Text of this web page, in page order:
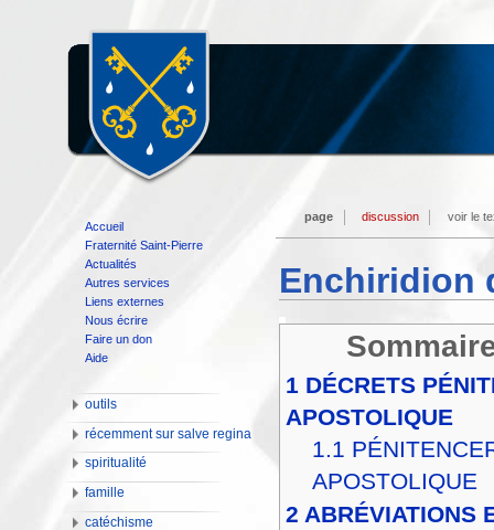
Enchiridion
1 DÉCRETS
APOSTOLIQUE
1.1
APOSTOLIQUE
2 ABRÉVIATIONS
page discussion voir le
Accueil
Fraternité Saint-Pierre
Actualités
Autres services
Liens externes
Nous écrire
Faire un don
Aide
outils
récemment sur salve regina
spiritualité
famille
catéchisme